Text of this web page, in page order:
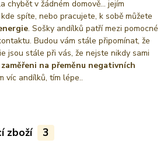
chybět v žádném domově... jejím
spíte, nebo pracujete, k sobě můžete
. Sošky andílků patří mezi pomocné
Budou vám stále připomínat, že
jsou stále při vás, že nejste nikdy sami
na přeměnu negativních
víc andílků, tím lépe..
zboží 3